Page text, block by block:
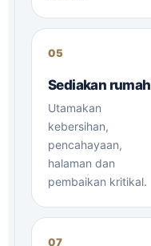
Sediakan rumah
Utamakan
kebersihan,
pencahayaan,
halaman dan
pembaikan kritikal.